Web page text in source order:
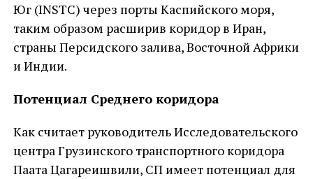
Юг (INSTC) через порты Каспийского моря,
таким образом расширив коридор в Иран,
страны Персидского залива, Восточной Африки
и Индии.
Потенциал Среднего коридора
Как считает руководитель Исследовательского
центра Грузинского транспортного коридора
Паата Цагареишвили, СП имеет потенциал для